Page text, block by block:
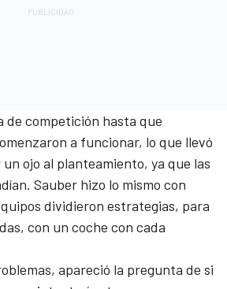
de competición hasta que
a funcionar, lo que llevó
un ojo al planteamiento, ya que las
Sauber hizo lo mismo con
dividieron estrategias, para
con un coche con cada
apareció la pregunta de si